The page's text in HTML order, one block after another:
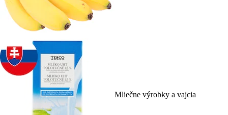
Mliečne výrobky a vajcia